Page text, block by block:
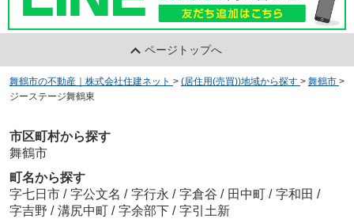
ページトップへ
舞鶴市の不動産｜株式会社住建ネット > (居住用(売買))地域から探す > 舞鶴市 >
ジーステージ舞鶴東
市区町村から探す
舞鶴市
町名から探す
字七日市 / 字公文名 / 字行永 / 字倉谷 / 田中町 / 字和田 /
字吉野 / 溝尻中町 / 字余部下 / 字引土新